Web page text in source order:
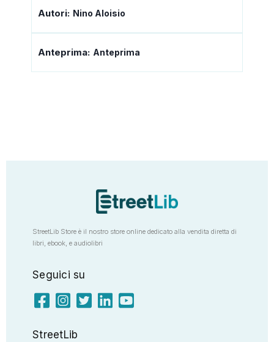
Autori: Nino Aloisio
Anteprima: Anteprima
StreetLib Store è il nostro store online dedicato alla vendita diretta di
libri, ebook, e audiolibri
Seguici su
StreetLib